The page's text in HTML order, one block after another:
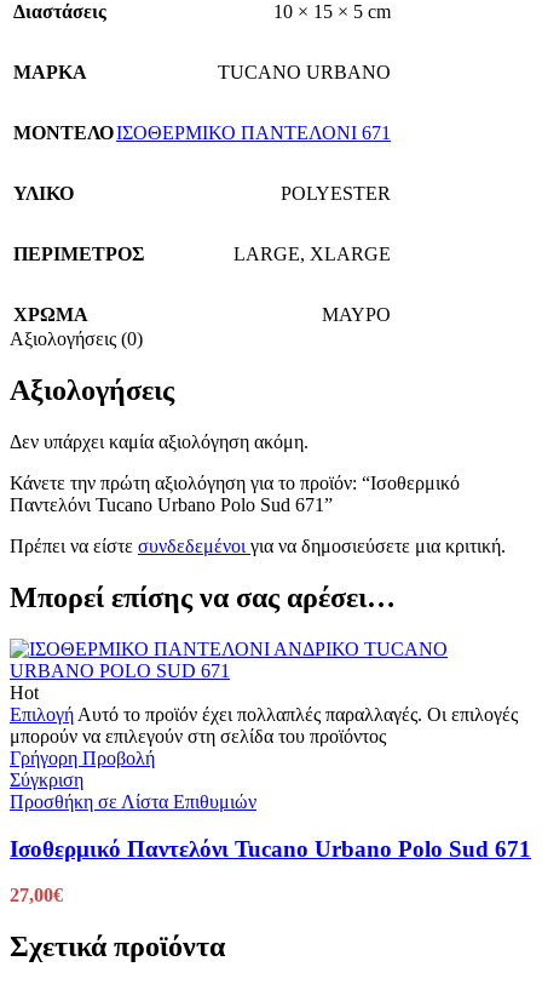
Διαστάσεις 10 × 15 × 5 cm
ΜΑΡΚΑ TUCANO URBANO
ΜΟΝΤΕΛΟΙΣΟΘΕΡΜΙΚΟ ΠΑΝΤΕΛΟΝΙ 671
ΥΛΙΚΟ POLYESTER
ΠΕΡΙΜΕΤΡΟΣ LARGE, XLARGE
ΧΡΩΜΑ
ΜΑΥΡΟ
Αξιολογήσεις (0)
Αξιολογήσεις
Δεν υπάρχει καμία αξιολόγηση ακόμη.
Κάνετε την πρώτη αξιολόγηση για το προϊόν: “Ισοθερμικό
Παντελόνι Tucano Urbano Polo Sud 671”
Πρέπει να είστε συνδεδεμένοι για να δημοσιεύσετε μια κριτική.
Μπορεί επίσης να σας αρέσει…
Hot
Επιλογή Αυτό το προϊόν έχει πολλαπλές παραλλαγές. Οι επιλογές
μπορούν να επιλεγούν στη σελίδα του προϊόντος
Γρήγορη Προβολή
Σύγκριση
Προσθήκη σε Λίστα Επιθυμιών
Ισοθερμικό Παντελόνι Tucano Urbano Polo Sud 671
27,00€
Σχετικά προϊόντα